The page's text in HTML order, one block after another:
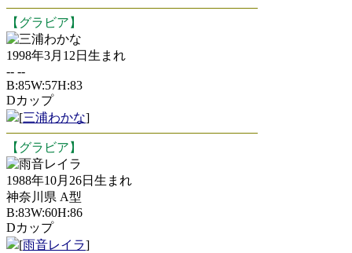
【グラビア】
三浦わかな
1998年3月12日生まれ
-- --
B:85W:57H:83
Dカップ
[三浦わかな]
【グラビア】
雨音レイラ
1988年10月26日生まれ
神奈川県 A型
B:83W:60H:86
Dカップ
[雨音レイラ]